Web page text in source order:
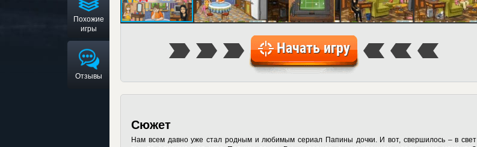
Похожие
игры
Отзывы
Начать игру
Сюжет
Нам всем давно уже стал родным и любимым сериал Папины дочки. И вот, свершилось – в свет